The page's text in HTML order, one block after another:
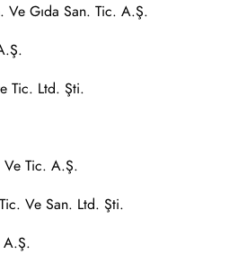
Ve Gıda San. Tic. A.Ş.
Tic. Ltd. Şti.
Ve Tic. A.Ş.
Ve San. Ltd. Şti.
A.Ş.